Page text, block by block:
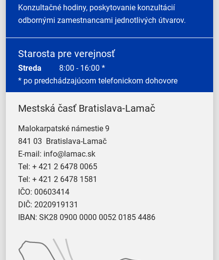
Konzultačné hodiny, poskytovanie konzultácií
odbornými zamestnancami jednotlivých útvarov.
Starosta pre verejnosť
Streda 8:00 - 16:00 *
* po predchádzajúcom telefonickom dohovore
Mestská časť Bratislava-Lamač
Malokarpatské námestie 9
841 03 Bratislava-Lamač
E-mail: info@lamac.sk
Tel: + 421 2 6478 0065
Tel: + 421 2 6478 1581
IČO: 00603414
DIČ: 2020919131
IBAN: SK28 0900 0000 0052 0185 4486